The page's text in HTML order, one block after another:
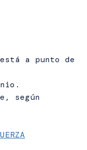
está a punto de
según